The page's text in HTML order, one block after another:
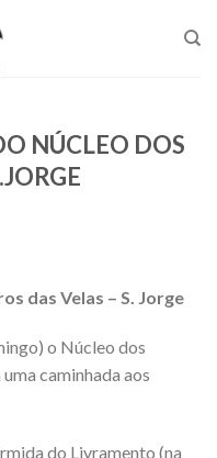
NÚCLEO DOS
das Velas – S. Jorge
o Núcleo dos
caminhada aos
do Livramento (na